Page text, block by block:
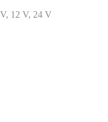
12 V, 24 V